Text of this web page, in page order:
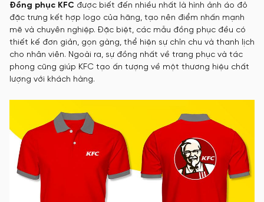
Đồng phục KFC được biết đến nhiều nhất là hình ảnh áo đỏ
đặc trưng kết hợp logo của hãng, tạo nên điểm nhấn mạnh
mẽ và chuyên nghiệp. Đặc biệt, các mẫu đồng phục đều có
thiết kế đơn giản, gọn gàng, thể hiện sự chỉn chu và thanh lịch
cho nhân viên. Ngoài ra, sự đồng nhất về trang phục và tác
phong cũng giúp KFC tạo ấn tượng về một thương hiệu chất
lượng với khách hàng.